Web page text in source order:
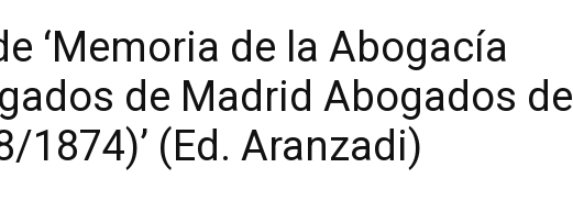
‘Memoria de la Abogacía
de Madrid Abogados de
1874)’ (Ed. Aranzadi)